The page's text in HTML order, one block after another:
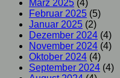
März 2025 (4)
Februar 2025 (5)
Januar 2025 (2)
Dezember 2024 (4)
November 2024 (4)
Oktober 2024 (4)
September 2024 (4)